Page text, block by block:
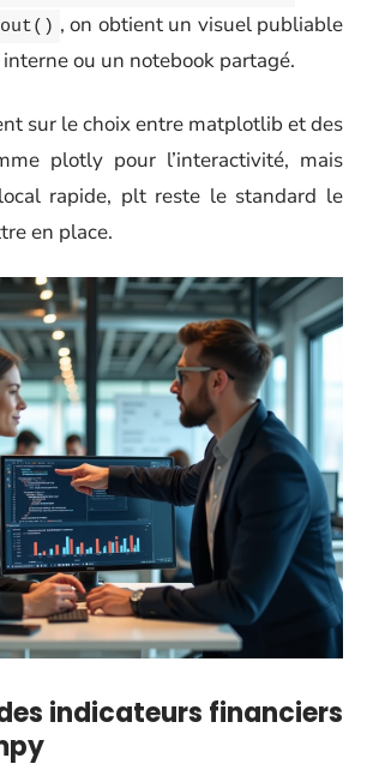
, on obtient un visuel publiable
ou un notebook partagé.
sur le choix entre matplotlib et des
plotly pour l’interactivité, mais
rapide, plt reste le standard le
en place.
indicateurs financiers